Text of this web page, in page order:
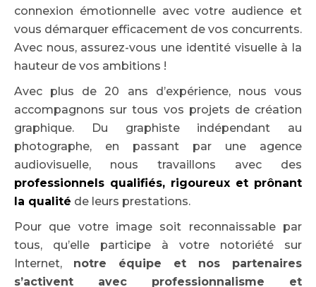
connexion émotionnelle avec votre audience et
vous démarquer efficacement de vos concurrents.
Avec nous, assurez-vous une identité visuelle à la
hauteur de vos ambitions !
Avec plus de 20 ans d’expérience, nous vous
accompagnons sur tous vos projets de création
graphique. Du graphiste indépendant au
photographe, en passant par une agence
audiovisuelle, nous travaillons avec des
professionnels qualifiés, rigoureux et prônant
la qualité de leurs prestations.
Pour que votre image soit reconnaissable par
tous, qu’elle participe à votre notoriété sur
Internet, notre équipe et nos partenaires
s’activent avec professionnalisme et